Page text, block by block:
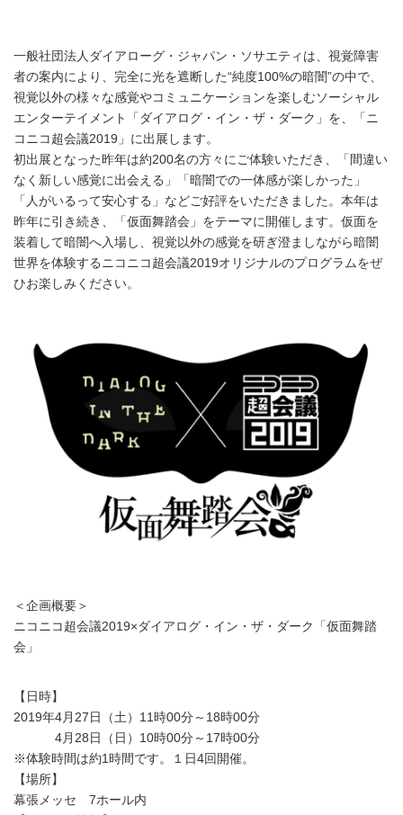
一般社団法人ダイアローグ・ジャパン・ソサエティは、視覚障害
者の案内により、完全に光を遮断した“純度100%の暗闇”の中で、
視覚以外の様々な感覚やコミュニケーションを楽しむソーシャル
エンターテイメント「ダイアログ・イン・ザ・ダーク」を、「ニ
コニコ超会議2019」に出展します。
初出展となった昨年は約200名の方々にご体験いただき、「間違い
なく新しい感覚に出会える」「暗闇での一体感が楽しかった」
「人がいるって安心する」などご好評をいただきました。本年は
昨年に引き続き、「仮面舞踏会」をテーマに開催します。仮面を
装着して暗闇へ入場し、視覚以外の感覚を研ぎ澄ましながら暗闇
世界を体験するニコニコ超会議2019オリジナルのプログラムをぜ
ひお楽しみください。
＜企画概要＞
ニコニコ超会議2019×ダイアログ・イン・ザ・ダーク「仮面舞踏
会」
【日時】
2019年4月27日（土）11時00分～18時00分
4月28日（日）10時00分～17時00分
※体験時間は約1時間です。１日4回開催。
【場所】
幕張メッセ 7ホール内